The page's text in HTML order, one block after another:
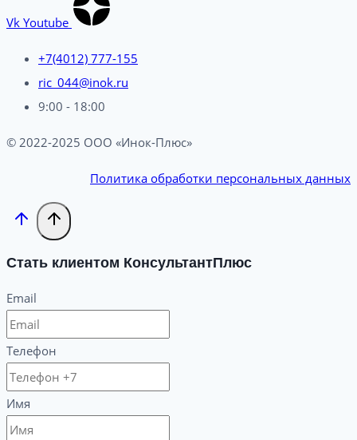
Vk Youtube
+7(4012) 777-155
ric_044@inok.ru
9:00 - 18:00
© 2022-2025 ООО «Инок-Плюс»
Политика обработки персональных данных
Стать клиентом КонсультантПлюс
Email
Телефон
Имя